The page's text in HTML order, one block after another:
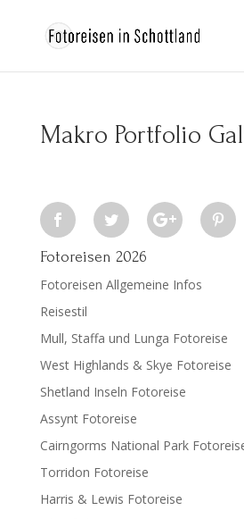
Makro Portfolio
Fotoreisen 2026
Fotoreisen Allgemeine Infos
Reisestil
Mull, Staffa und Lunga Fotoreise
West Highlands & Skye Fotoreise
Shetland Inseln Fotoreise
Assynt Fotoreise
Cairngorms National Park
Torridon Fotoreise
Harris & Lewis Fotoreise